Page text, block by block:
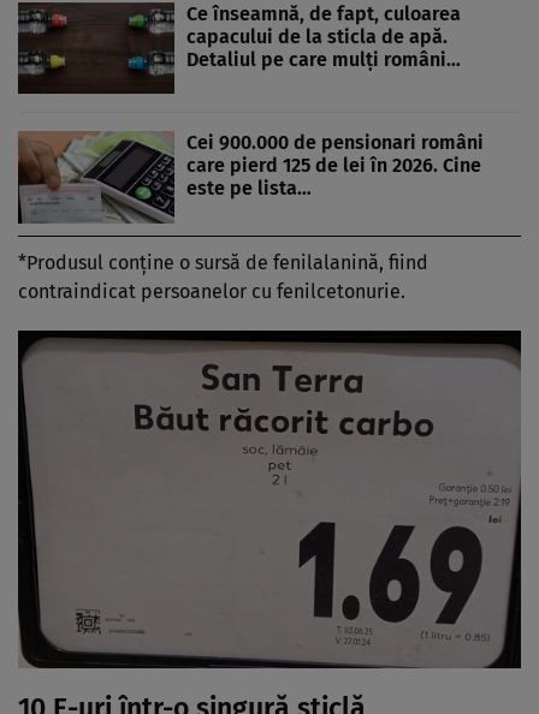
Ce înseamnă, de fapt, culoarea
capacului de la sticla de apă.
Detaliul pe care mulți români…
Cei 900.000 de pensionari români
care pierd 125 de lei în 2026. Cine
este pe lista…
*Produsul conține o sursă de fenilalanină, fiind
contraindicat persoanelor cu fenilcetonurie.